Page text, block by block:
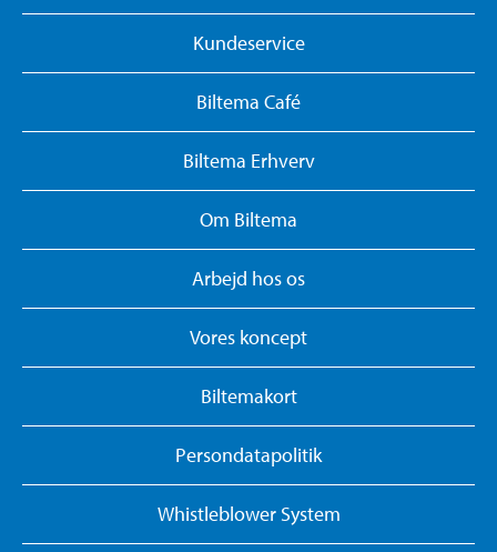
Kundeservice
Biltema Café
Biltema Erhverv
Om Biltema
Arbejd hos os
Vores koncept
Biltemakort
Persondatapolitik
Whistleblower System